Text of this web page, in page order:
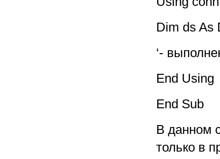
Dim ds As
‘-
End Using
End Sub
В данном
только в